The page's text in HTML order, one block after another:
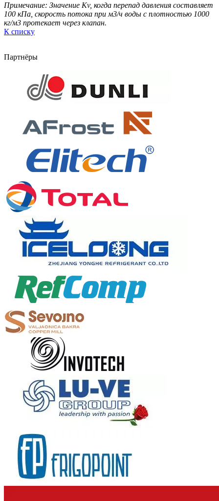
Примечание: Значение Kv, когда перепад давления составляет
100 кПа, скорость потока при м3/ч воды с плотностью 1000
кг/м3 протекает через клапан.
К списку
Партнёры